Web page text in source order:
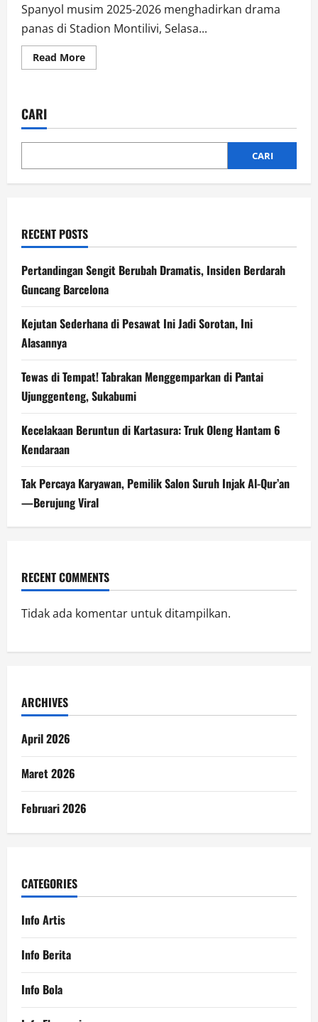
Spanyol musim 2025-2026 menghadirkan drama
panas di Stadion Montilivi, Selasa...
Read MoreRead
more
Bungkam
di
86
CARI
CARI
RECENT POSTS
Pertandingan Sengit Berubah Dramatis, Insiden Berdarah
Guncang Barcelona
Kejutan Sederhana di Pesawat Ini Jadi Sorotan, Ini
Alasannya
Tewas di Tempat! Tabrakan Menggemparkan di Pantai
Ujunggenteng, Sukabumi
Kecelakaan Beruntun di Kartasura: Truk Oleng Hantam 6
Kendaraan
Tak Percaya Karyawan, Pemilik Salon Suruh Injak Al-Qur’an
—Berujung Viral
RECENT COMMENTS
Tidak ada komentar untuk ditampilkan.
ARCHIVES
April 2026
Maret 2026
Februari 2026
CATEGORIES
Info Artis
Info Berita
Info Bola